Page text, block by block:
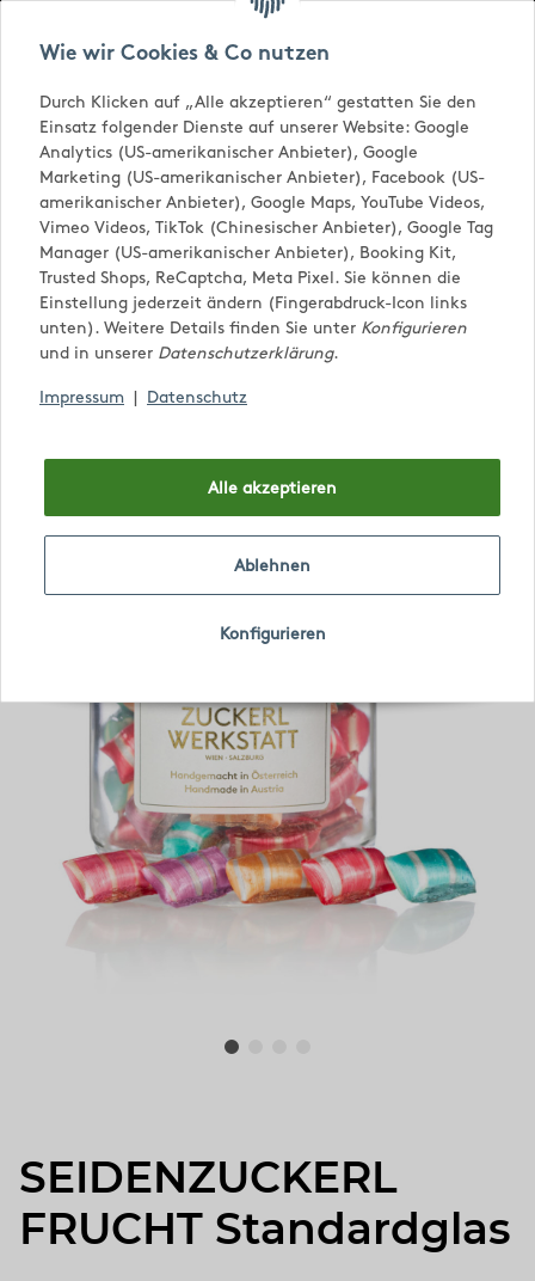
Versandkostenfrei ab € 65,-
0,00 €
SEIDENZUCKERL
FRUCHT Standardglas
Wie wir Cookies & Co nutzen
Durch Klicken auf „Alle akzeptieren“ gestatten Sie den
Einsatz folgender Dienste auf unserer Website: Google
Analytics (US-amerikanischer Anbieter), Google
Marketing (US-amerikanischer Anbieter), Facebook (US-
amerikanischer Anbieter), Google Maps, YouTube Videos,
Vimeo Videos, TikTok (Chinesischer Anbieter), Google Tag
Manager (US-amerikanischer Anbieter), Booking Kit,
Trusted Shops, ReCaptcha, Meta Pixel. Sie können die
Einstellung jederzeit ändern (Fingerabdruck-Icon links
unten). Weitere Details finden Sie unter Konfigurieren
und in unserer Datenschutzerklärung.
Impressum Datenschutz
Alle akzeptieren
Konfigurieren
Ablehnen